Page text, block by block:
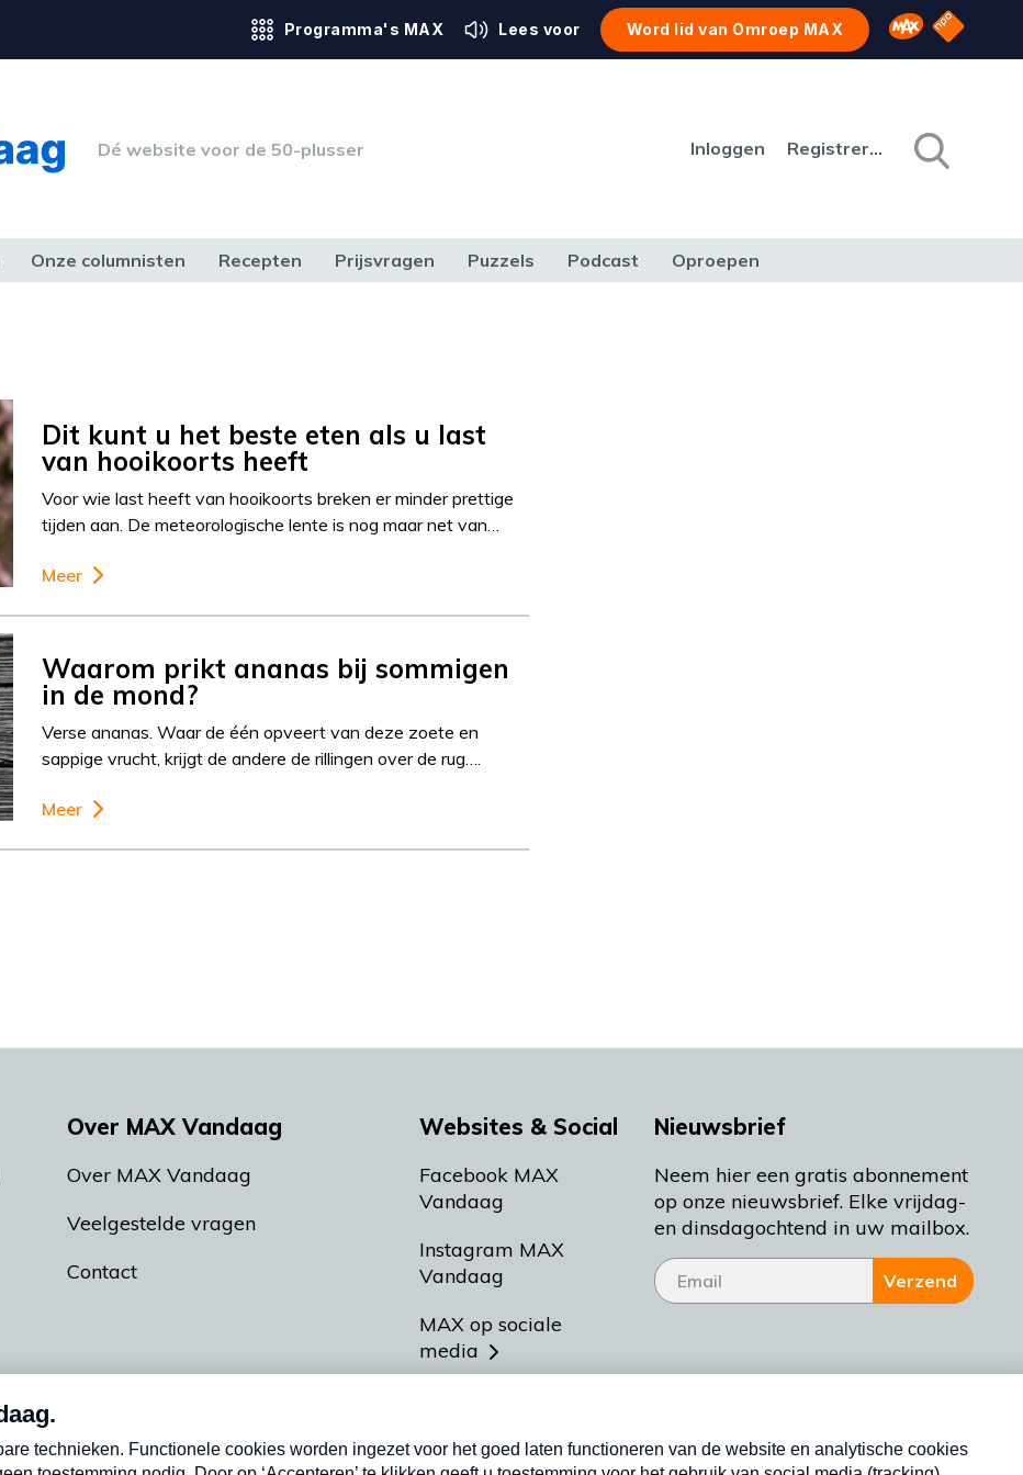
Programma's MAX Lees voor Word lid van Omroep MAX Omroep MAX
NPO
Dé website voor de 50-plusser Inloggen Registreren
Onze columnisten Recepten Prijsvragen Puzzels Podcast Oproepen
Dit kunt u het beste eten als u last
van hooikoorts heeft
Voor wie last heeft van hooikoorts breken er minder prettige
tijden aan. De meteorologische lente is nog maar net van…
Meer
Waarom prikt ananas bij sommigen
in de mond?
Verse ananas. Waar de één opveert van deze zoete en
sappige vrucht, krijgt de andere de rillingen over de rug….
Meer
Over MAX Vandaag
Over MAX Vandaag
Veelgestelde vragen
Contact
Websites & Social
Facebook MAX
Vandaag
Instagram MAX
Vandaag
MAX op sociale
media
Meldpunt Actueel
Nieuwsbrief
Neem hier een gratis abonnement
op onze nieuwsbrief. Elke vrijdag-
en dinsdagochtend in uw mailbox.
Verzend
Nieuwsbrief